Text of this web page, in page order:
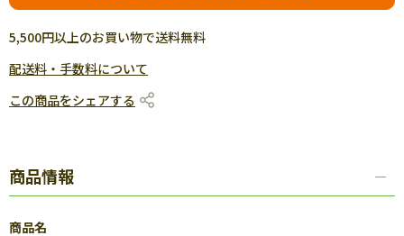
5,500円以上のお買い物で送料無料
配送料・手数料について
この商品をシェアする
商品情報
商品名